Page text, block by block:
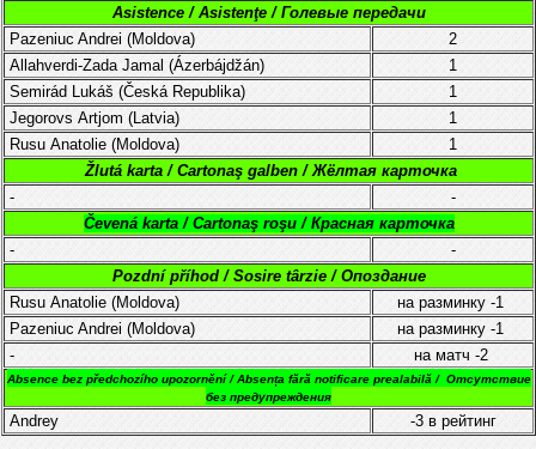
Asistence / Asistenţe / Голевые передачи
Pazeniuc Andrei (Moldova)
2
Allahverdi-Zada Jamal (Ázerbájdžán)
1
Semirád Lukáš (Česká Republika)
1
Jegorovs Artjom (Latvia)
1
Rusu Anatolie (Moldova)
1
Žlutá karta / Cartonaş galben / Жёлтая карточка
-
-
Čevená karta / Cartonaş roşu / Красная карточка
-
-
Pozdní příhod / Sosire târzie / Опоздание
Rusu Anatolie (Moldova) на разминку -1
Pazeniuc Andrei (Moldova)
на разминку -1
-
на матч -2
Absence bez předchozího upozornění /Absența fără notificare prealabilă / Отсутствие
без предупреждения
Andrey -3 в рейтинг